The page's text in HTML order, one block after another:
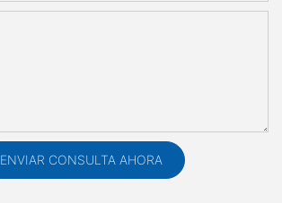
ENVIAR CONSULTA AHORA